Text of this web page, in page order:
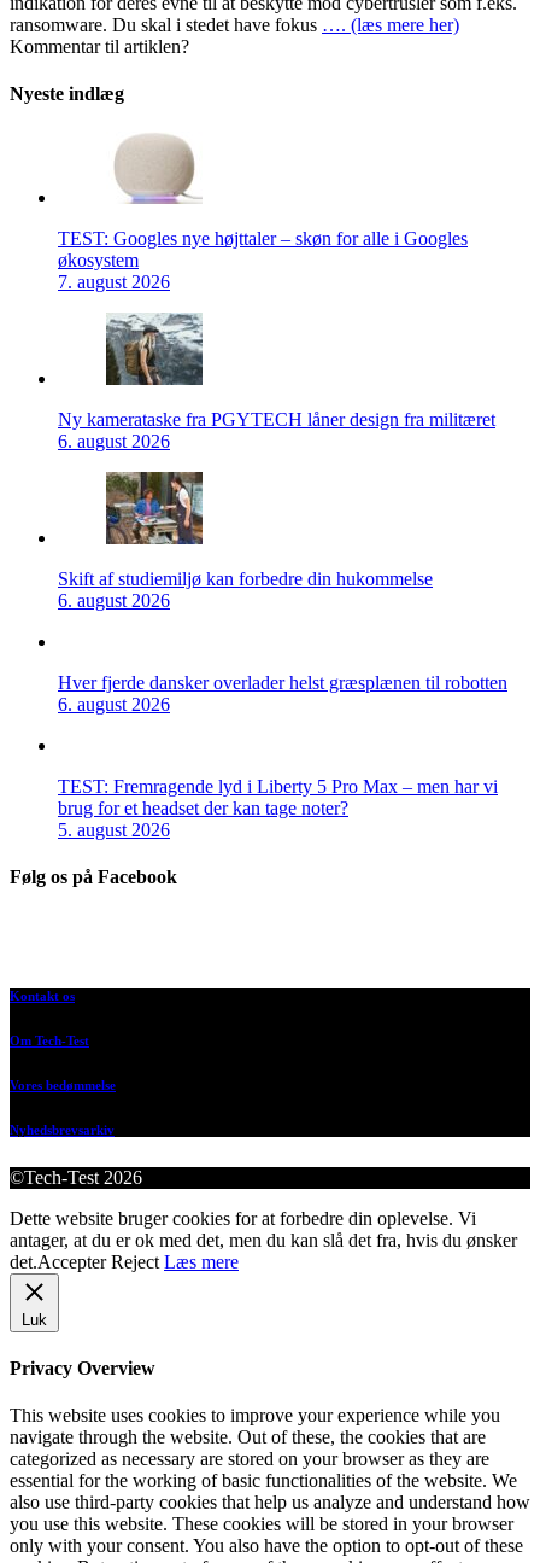
ransomware. Du skal i stedet have fokus …. (læs mere her)
Kommentar til artiklen?
Nyeste indlæg
TEST: Googles nye højttaler – skøn for alle i Googles
økosystem
7. august 2026
Ny kamerataske fra PGYTECH låner design fra militæret
6. august 2026
Skift af studiemiljø kan forbedre din hukommelse
6. august 2026
Hver fjerde dansker overlader helst græsplænen til robotten
6. august 2026
TEST: Fremragende lyd i Liberty 5 Pro Max – men har vi
brug for et headset der kan tage noter?
5. august 2026
Følg os på Facebook
Kontakt os
Om Tech-Test
Vores bedømmelse
Nyhedsbrevsarkiv
©Tech-Test 2026
Dette website bruger cookies for at forbedre din oplevelse. Vi
antager, at du er ok med det, men du kan slå det fra, hvis du ønsker
det.Accepter Reject Læs mere
Luk
Privacy Overview
This website uses cookies to improve your experience while you
navigate through the website. Out of these, the cookies that are
categorized as necessary are stored on your browser as they are
essential for the working of basic functionalities of the website. We
also use third-party cookies that help us analyze and understand how
you use this website. These cookies will be stored in your browser
only with your consent. You also have the option to opt-out of these